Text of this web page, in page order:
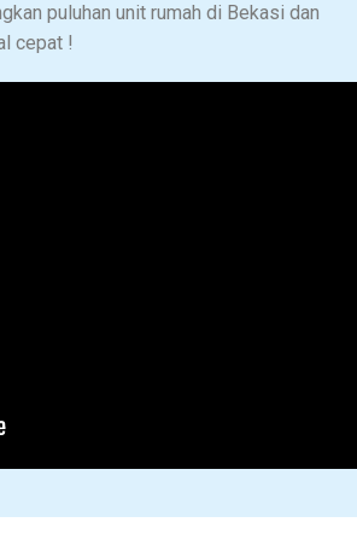
puluhan unit rumah di Bekasi dan
cepat !